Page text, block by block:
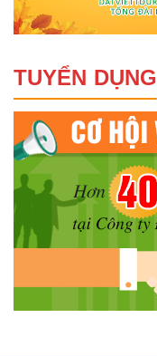
TUYỂN DỤNG